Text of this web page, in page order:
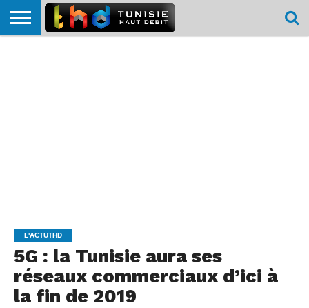
L'ACTUTHD
5G : la Tunisie aura ses
réseaux commerciaux d’ici à
la fin de 2019